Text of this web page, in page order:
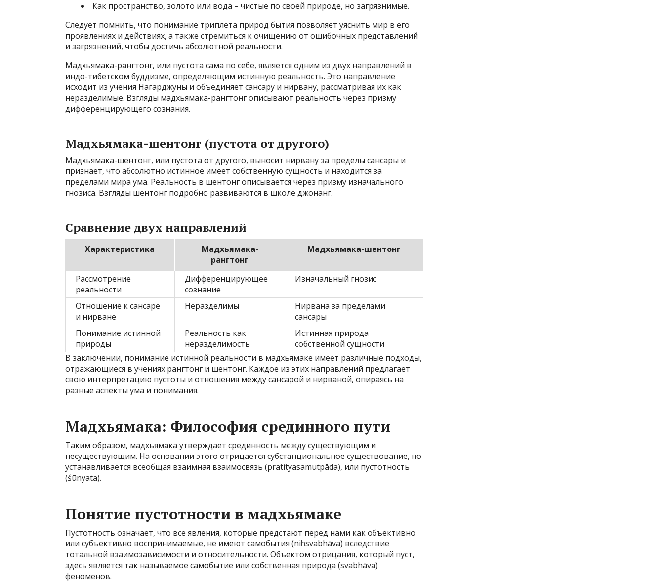
Как пространство, золото или вода – чистые по своей природе, но загрязнимые.
Следует помнить, что понимание триплета природ бытия позволяет уяснить мир в его
проявлениях и действиях, а также стремиться к очищению от ошибочных представлений
и загрязнений, чтобы достичь абсолютной реальности.
Мадхьямака-рангтонг, или пустота сама по себе, является одним из двух направлений в
индо-тибетском буддизме, определяющим истинную реальность. Это направление
исходит из учения Нагарджуны и объединяет сансару и нирвану, рассматривая их как
неразделимые. Взгляды мадхьямака-рангтонг описывают реальность через призму
дифференцирующего сознания.
Мадхьямака-шентонг (пустота от другого)
Мадхьямака-шентонг, или пустота от другого, выносит нирвану за пределы сансары и
признает, что абсолютно истинное имеет собственную сущность и находится за
пределами мира ума. Реальность в шентонг описывается через призму изначального
гнозиса. Взгляды шентонг подробно развиваются в школе джонанг.
Сравнение двух направлений
Характеристика
Мадхьямака-
рангтонг
Мадхьямака-шентонг
Рассмотрение
реальности
Дифференцирующее
сознание
Изначальный гнозис
Отношение к сансаре
и нирване
Неразделимы
Нирвана за пределами
сансары
Понимание истинной
природы
Реальность как
неразделимость
Истинная природа
собственной сущности
В заключении, понимание истинной реальности в мадхьямаке имеет различные подходы,
отражающиеся в учениях рангтонг и шентонг. Каждое из этих направлений предлагает
свою интерпретацию пустоты и отношения между сансарой и нирваной, опираясь на
разные аспекты ума и понимания.
Мадхьямака: Философия срединного пути
Таким образом, мадхьямака утверждает срединность между существующим и
несуществующим. На основании этого отрицается субстанциональное существование, но
устанавливается всеобщая взаимная взаимосвязь (pratityasamutpāda), или пустотность
(śūnyata).
Понятие пустотности в мадхьямаке
Пустотность означает, что все явления, которые предстают перед нами как объективно
или субъективно воспринимаемые, не имеют самобытия (niḥsvabhāva) вследствие
тотальной взаимозависимости и относительности. Объектом отрицания, который пуст,
здесь является так называемое самобытие или собственная природа (svabhāva)
феноменов.